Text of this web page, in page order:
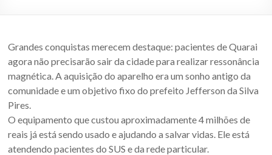
Fronteira
Oeste
–
RS
Site
Grandes conquistas merecem destaque: pacientes de Quarai
agora não precisarão sair da cidade para realizar ressonância
magnética. A aquisição do aparelho era um sonho antigo da
comunidade e um objetivo fixo do prefeito Jefferson da Silva
Pires.
O equipamento que custou aproximadamente 4 milhões de
reais já está sendo usado e ajudando a salvar vidas. Ele está
atendendo pacientes do SUS e da rede particular.